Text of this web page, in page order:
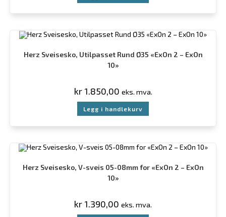
Herz Sveisesko, Utilpasset Rund Ø35 «ExOn 2 – ExOn
10»
kr1.850,00 eks. mva.
Legg i handlekurv
Herz Sveisesko, V-sveis 05-08mm for «ExOn 2 – ExOn
10»
kr 1.390,00 eks. mva.